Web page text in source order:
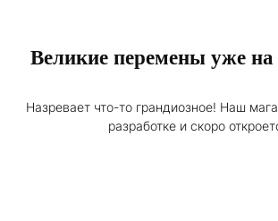
Великие перемены уже на
Назревает что-то грандиозное! Наш
разработке и скоро